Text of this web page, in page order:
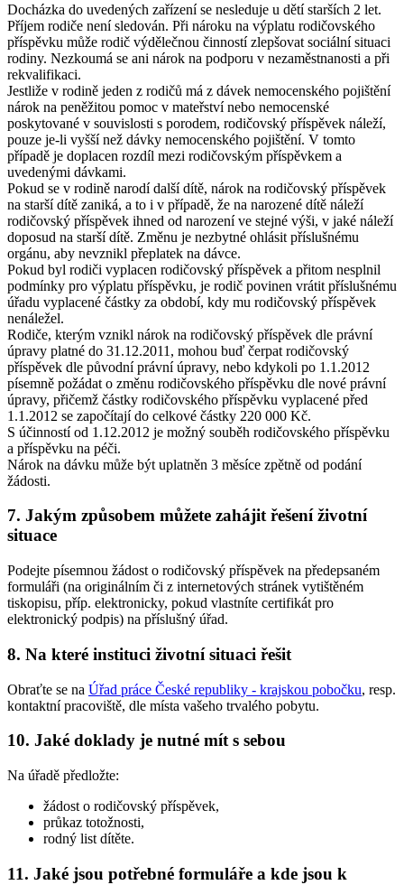
Docházka do uvedených zařízení se nesleduje u dětí starších 2 let.
Příjem rodiče není sledován. Při nároku na výplatu rodičovského
příspěvku může rodič výdělečnou činností zlepšovat sociální situaci
rodiny. Nezkoumá se ani nárok na podporu v nezaměstnanosti a při
rekvalifikaci.
Jestliže v rodině jeden z rodičů má z dávek nemocenského pojištění
nárok na peněžitou pomoc v mateřství nebo nemocenské
poskytované v souvislosti s porodem, rodičovský příspěvek náleží,
pouze je-li vyšší než dávky nemocenského pojištění. V tomto
případě je doplacen rozdíl mezi rodičovským příspěvkem a
uvedenými dávkami.
Pokud se v rodině narodí další dítě, nárok na rodičovský příspěvek
na starší dítě zaniká, a to i v případě, že na narozené dítě náleží
rodičovský příspěvek ihned od narození ve stejné výši, v jaké náleží
doposud na starší dítě. Změnu je nezbytné ohlásit příslušnému
orgánu, aby nevznikl přeplatek na dávce.
Pokud byl rodiči vyplacen rodičovský příspěvek a přitom nesplnil
podmínky pro výplatu příspěvku, je rodič povinen vrátit příslušnému
úřadu vyplacené částky za období, kdy mu rodičovský příspěvek
nenáležel.
Rodiče, kterým vznikl nárok na rodičovský příspěvek dle právní
úpravy platné do 31.12.2011, mohou buď čerpat rodičovský
příspěvek dle původní právní úpravy, nebo kdykoli po 1.1.2012
písemně požádat o změnu rodičovského příspěvku dle nové právní
úpravy, přičemž částky rodičovského příspěvku vyplacené před
1.1.2012 se započítají do celkové částky 220 000 Kč.
S účinností od 1.12.2012 je možný souběh rodičovského příspěvku
a příspěvku na péči.
Nárok na dávku může být uplatněn 3 měsíce zpětně od podání
žádosti.
7. Jakým způsobem můžete zahájit řešení životní
situace
Podejte písemnou žádost o rodičovský příspěvek na předepsaném
formuláři (na originálním či z internetových stránek vytištěném
tiskopisu, příp. elektronicky, pokud vlastníte certifikát pro
elektronický podpis) na příslušný úřad.
8. Na které instituci životní situaci řešit
Obraťte se na Úřad práce České republiky - krajskou pobočku, resp.
kontaktní pracoviště, dle místa vašeho trvalého pobytu.
10. Jaké doklady je nutné mít s sebou
Na úřadě předložte:
žádost o rodičovský příspěvek,
průkaz totožnosti,
rodný list dítěte.
11. Jaké jsou potřebné formuláře a kde jsou k